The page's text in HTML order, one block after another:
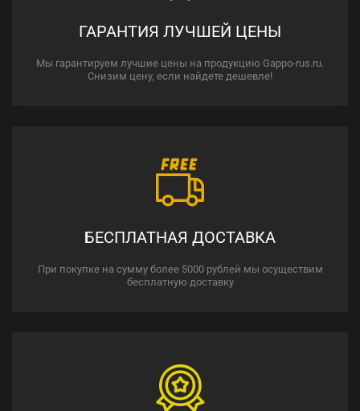
ГАРАНТИЯ ЛУЧШЕЙ ЦЕНЫ
Мы гарантируем лучшие цены на продукцию Gappo-rus.ru.
Снизим цену, если найдете дешевле!
БЕСПЛАТНАЯ ДОСТАВКА
При покупке на сумму более 5000 рублей мы осуществим
бесплатную доставку